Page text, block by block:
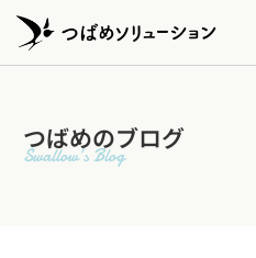
つばめのブログ
Swallow’s Blog